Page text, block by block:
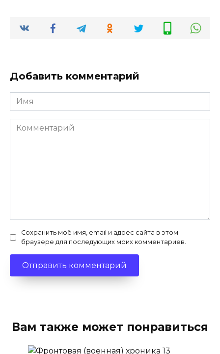
Добавить комментарий
Имя
*
Комментарий
Сохранить моё имя, email и адрес сайта в этом
браузере для последующих моих комментариев.
Вам также может понравиться